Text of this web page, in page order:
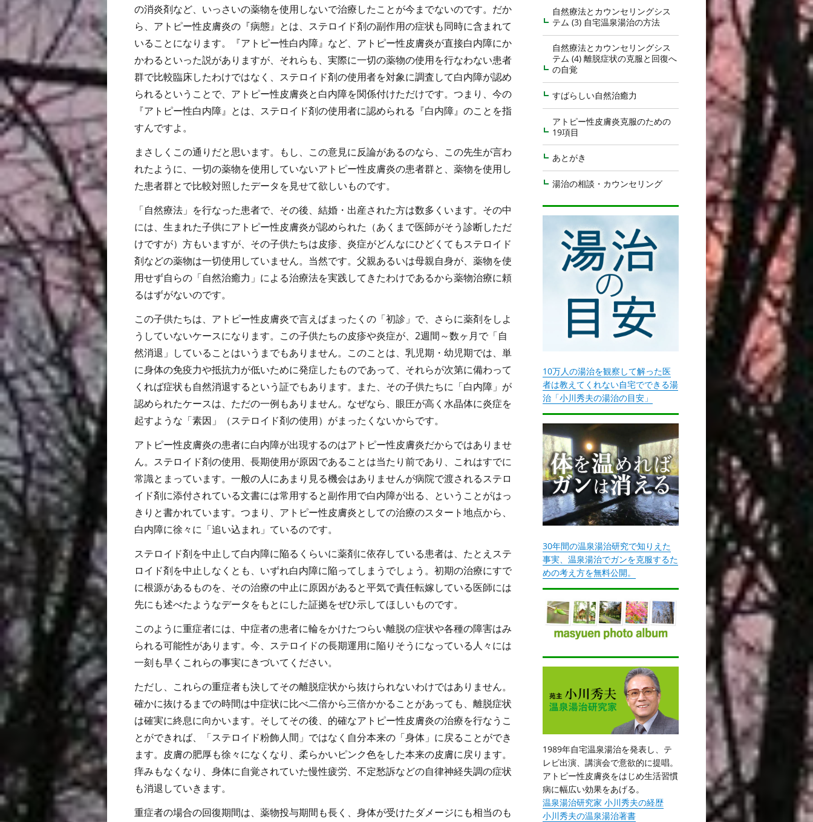
の消炎剤など、いっさいの薬物を使用しないで治療したことが今までないのです。だか
ら、アトピー性皮膚炎の『病態』とは、ステロイド剤の副作用の症状も同時に含まれて
いることになります。『アトピー性白内障』など、アトピー性皮膚炎が直接白内障にか
かわるといった説がありますが、それらも、実際に一切の薬物の使用を行なわない患者
群で比較臨床したわけではなく、ステロイド剤の使用者を対象に調査して白内障が認め
られるということで、アトピー性皮膚炎と白内障を関係付けただけです。つまり、今の
『アトピー性白内障』とは、ステロイド剤の使用者に認められる『白内障』のことを指
すんですよ。
まさしくこの通りだと思います。もし、この意見に反論があるのなら、この先生が言わ
れたように、一切の薬物を使用していないアトピー性皮膚炎の患者群と、薬物を使用し
た患者群とで比較対照したデータを見せて欲しいものです。
「自然療法」を行なった患者で、その後、結婚・出産された方は数多くいます。その中
には、生まれた子供にアトピー性皮膚炎が認められた（あくまで医師がそう診断しただ
けですが）方もいますが、その子供たちは皮疹、炎症がどんなにひどくてもステロイド
剤などの薬物は一切使用していません。当然です。父親あるいは母親自身が、薬物を使
用せず自らの「自然治癒力」による治療法を実践してきたわけであるから薬物治療に頼
るはずがないのです。
この子供たちは、アトピー性皮膚炎で言えばまったくの「初診」で、さらに薬剤をしよ
うしていないケースになります。この子供たちの皮疹や炎症が、2週間～数ヶ月で「自
然消退」していることはいうまでもありません。このことは、乳児期・幼児期では、単
に身体の免疫力や抵抗力が低いために発症したものであって、それらが次第に備わって
くれば症状も自然消退するという証でもあります。また、その子供たちに「白内障」が
認められたケースは、ただの一例もありません。なぜなら、眼圧が高く水晶体に炎症を
起すような「素因」（ステロイド剤の使用）がまったくないからです。
アトピー性皮膚炎の患者に白内障が出現するのはアトピー性皮膚炎だからではありませ
ん。ステロイド剤の使用、長期使用が原因であることは当たり前であり、これはすでに
常識とまっています。一般の人にあまり見る機会はありませんが病院で渡されるステロ
イド剤に添付されている文書には常用すると副作用で白内障が出る、ということがはっ
きりと書かれています。つまり、アトピー性皮膚炎としての治療のスタート地点から、
白内障に徐々に「追い込まれ」ているのです。
ステロイド剤を中止して白内障に陥るくらいに薬剤に依存している患者は、たとえステ
ロイド剤を中止しなくとも、いずれ白内障に陥ってしまうでしょう。初期の治療にすで
に根源があるものを、その治療の中止に原因があると平気で責任転嫁している医師には
先にも述べたようなデータをもとにした証拠をぜひ示してほしいものです。
このように重症者には、中症者の患者に輪をかけたつらい離脱の症状や各種の障害はみ
られる可能性があります。今、ステロイドの長期運用に陥りそうになっている人々には
一刻も早くこれらの事実にきづいてください。
ただし、これらの重症者も決してその離脱症状から抜けられないわけではありません。
確かに抜けるまでの時間は中症状に比べ二倍から三倍かかることがあっても、離脱症状
は確実に終息に向かいます。そしてその後、的確なアトピー性皮膚炎の治療を行なうこ
とができれば、「ステロイド粉飾人間」ではなく自分本来の「身体」に戻ることができ
ます。皮膚の肥厚も徐々になくなり、柔らかいピンク色をした本来の皮膚に戻ります。
痒みもなくなり、身体に自覚されていた慢性疲労、不定愁訴などの自律神経失調の症状
も消退していきます。
重症者の場合の回復期間は、薬物投与期間も長く、身体が受けたダメージにも相当のも
自然療法とカウンセリングシス
テム (3) 自宅温泉湯治の方法
自然療法とカウンセリングシス
テム (4) 離脱症状の克服と回復へ
の自覚
すばらしい自然治癒力
アトピー性皮膚炎克服のための
19項目
あとがき
湯治の相談・カウンセリング
10万人の湯治を観察して解った医
者は教えてくれない自宅でできる湯
治「小川秀夫の湯治の目安」
30年間の温泉湯治研究で知りえた
事実、温泉湯治でガンを克服するた
めの考え方を無料公開。
1989年自宅温泉湯治を発表し、テ
レビ出演、講演会で意欲的に提唱。
アトピー性皮膚炎をはじめ生活習慣
病に幅広い効果をあげる。
温泉湯治研究家 小川秀夫の経歴
小川秀夫の温泉湯治著書